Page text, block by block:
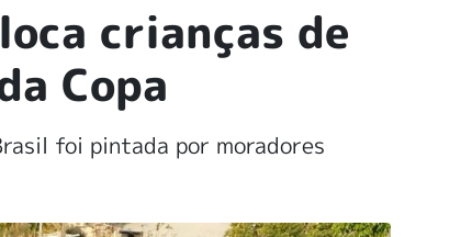
crianças de
Copa
foi pintada por moradores